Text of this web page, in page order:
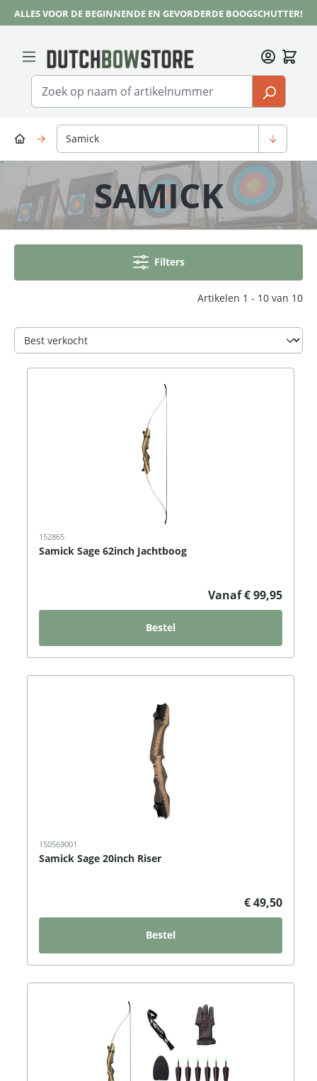
Ga naar de hoofdinhoud
ALLES VOOR DE BEGINNENDE EN GEVORDERDE BOOGSCHUTTER!
Samick
SAMICK
Filters
Artikelen 1 - 10 van 10
152865
Samick Sage 62inch Jachtboog
Vanaf € 99,95
Bestel
150569001
Samick Sage 20inch Riser
€ 49,50
Bestel